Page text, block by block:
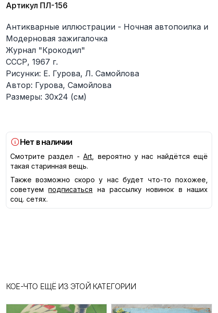
Артикул ПЛ-156
Описание
Антикварные иллюстрации - Ночная автопоилка и
Модерновая зажигалочка
Журнал "Крокодил"
СССР, 1967 г.
Рисунки: Е. Гурова, Л. Самойлова
Автор: Гурова, Самойлова
Размеры: 30х24 (см)
Нет в наличии
Смотрите раздел - Art , вероятно у нас найдётся ещё
такая старинная вещь.
Также возможно скоро у нас будет что-то похожее,
советуем
подписаться
на рассылку новинок в наших
соц. сетях.
КОЕ-ЧТО ЕЩЁ ИЗ ЭТОЙ КАТЕГОРИИ